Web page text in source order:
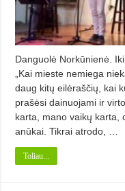
Danguolė Norkūnienė.
„Kai mieste nemiega
daug ki­tų eilėraščių, kai
prašėsi dainuojami ir
karta, mano vaikų karta,
anū­kai. Tikrai atrodo, …
Toliau...